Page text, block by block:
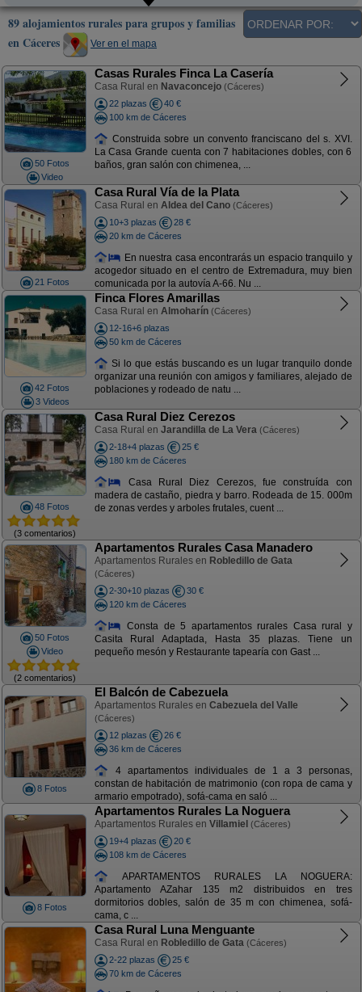
89 alojamientos rurales para grupos y familias
en Cáceres
Ver en el mapa
50 Fotos
Video
Casas Rurales Finca La Casería
Casa Rural en Navaconcejo (Cáceres)
22 plazas
40 €
100 km de Cáceres
Construida sobre un convento franciscano del s. XVI.
La Casa Grande cuenta con 7 habitaciones dobles, con 6
baños, gran salón con chimenea, ...
21 Fotos
Casa Rural Vía de la Plata
Casa Rural en Aldea del Cano (Cáceres)
10+3 plazas
28 €
20 km de Cáceres
En nuestra casa encontrarás un espacio tranquilo y
acogedor situado en el centro de Extremadura, muy bien
comunicada por la autovía A-66. Nu ...
42 Fotos
3 Videos
Finca Flores Amarillas
Casa Rural en Almoharín (Cáceres)
12-16+6 plazas
50 km de Cáceres
Si lo que estás buscando es un lugar tranquilo donde
organizar una reunión con amigos y familiares, alejado de
poblaciones y rodeado de natu ...
48 Fotos
(3 comentarios)
Casa Rural Diez Cerezos
Casa Rural en Jarandilla de La Vera (Cáceres)
2-18+4 plazas
25 €
180 km de Cáceres
Casa Rural Diez Cerezos, fue construída con
madera de castaño, piedra y barro. Rodeada de 15. 000m
de zonas verdes y arboles frutales, cuent ...
50 Fotos
Video
(2 comentarios)
Apartamentos Rurales Casa Manadero
Apartamentos Rurales en Robledillo de Gata
(Cáceres)
2-30+10 plazas
30 €
120 km de Cáceres
Consta de 5 apartamentos rurales Casa rural y
Casita Rural Adaptada, Hasta 35 plazas. Tiene un
pequeño mesón y Restaurante tapearía con Gast ...
8 Fotos
El Balcón de Cabezuela
Apartamentos Rurales en Cabezuela del Valle
(Cáceres)
12 plazas
26 €
36 km de Cáceres
4 apartamentos individuales de 1 a 3 personas,
constan de habitación de matrimonio (con ropa de cama y
armario empotrado), sofá-cama en saló ...
8 Fotos
Apartamentos Rurales La Noguera
Apartamentos Rurales en Villamiel (Cáceres)
19+4 plazas
20 €
108 km de Cáceres
APARTAMENTOS RURALES LA NOGUERA:
Apartamento AZahar 135 m2 distribuidos en tres
dormitorios dobles, salón de 35 m con chimenea, sofá-
cama, c ...
Casa Rural Luna Menguante
Casa Rural en Robledillo de Gata (Cáceres)
2-22 plazas
25 €
70 km de Cáceres